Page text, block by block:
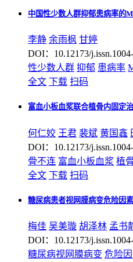
中国性少数人群抑郁患病率的
李静 余雨枫 甘婷
DOI：10.12173/
性少数人群 抑郁 患病率
全文 下载 扫码
富血小板血浆联合植骨内固定
何仁姣 王君 裴斌 黄国鑫
DOI：10.12173/
骨不连 富血小板血浆 植
全文 下载 扫码
糖尿病患者视网膜病变危险因
梅佳 吴美璇 胡泽林 孟书
DOI：10.12173/
糖尿病视网膜病变 危险